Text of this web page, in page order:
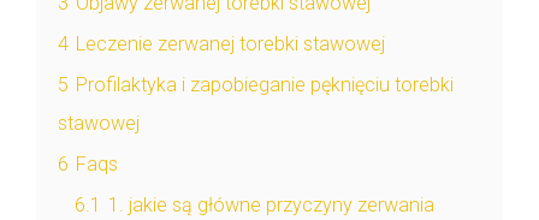
4 Leczenie zerwanej torebki stawowej
5 Profilaktyka i zapobieganie pęknięciu torebki
stawowej
6 Faqs
6.1 1. jakie są główne przyczyny zerwania